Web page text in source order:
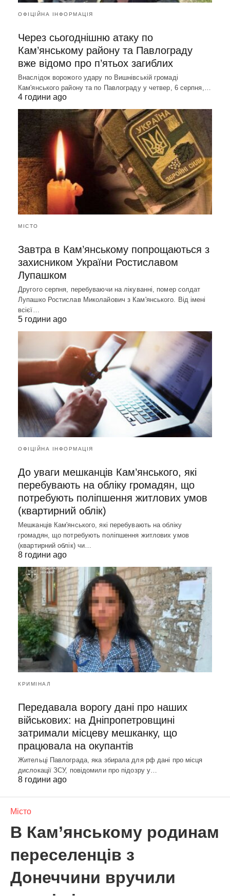
ОФІЦІЙНА ІНФОРМАЦІЯ
Через сьогоднішню атаку по
Кам’янському району та Павлограду
вже відомо про п’ятьох загиблих
Внаслідок ворожого удару по Вишнівській громаді
Кам'янського району та по Павлограду у четвер, 6 серпня,…
4 години ago
МІСТО
Завтра в Кам’янському попрощаються з
захисником України Ростиславом
Лупашком
Другого серпня, перебуваючи на лікуванні, помер солдат
Лупашко Ростислав Миколайович з Кам'янського. Від імені
всієї…
5 години ago
ОФІЦІЙНА ІНФОРМАЦІЯ
До уваги мешканців Кам’янського, які
перебувають на обліку громадян, що
потребують поліпшення житлових умов
(квартирний облік)
Мешканців Кам'янського, які перебувають на обліку
громадян, що потребують поліпшення житлових умов
(квартирний облік) чи…
8 години ago
КРИМІНАЛ
Передавала ворогу дані про наших
військових: на Дніпропетровщині
затримали місцеву мешканку, що
працювала на окупантів
Жительці Павлограда, яка збирала для рф дані про місця
дислокації ЗСУ, повідомили про підозру у…
8 години ago